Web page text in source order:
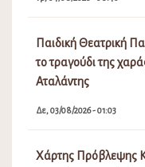
Παιδική Θεατρική
το τραγούδι της
Αταλάντης
Δε, 03/08/2026 - 01:03
Χάρτης Πρόβλεψης